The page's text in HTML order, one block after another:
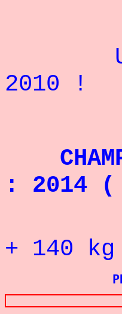
Un
2010 !
: 2014 (
+ 140